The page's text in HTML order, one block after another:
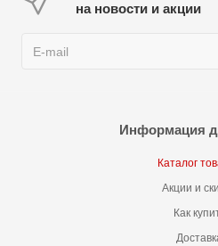
на новости и акции
Информация
Каталог
Акции и
Как